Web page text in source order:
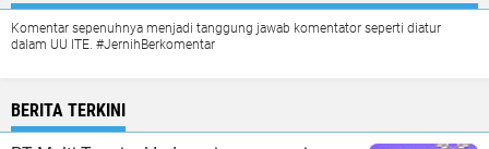
Komentar sepenuhnya menjadi tanggung jawab komentator seperti diatur
dalam UU ITE. #JernihBerkomentar
BERITA TERKINI